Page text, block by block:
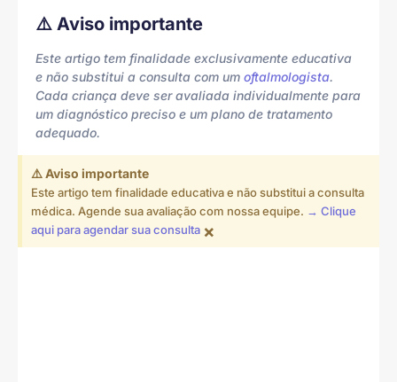
⚠️ Aviso importante
Este artigo tem finalidade exclusivamente educativa
e não substitui a consulta com um oftalmologista.
Cada criança deve ser avaliada individualmente para
um diagnóstico preciso e um plano de tratamento
adequado.
⚠️ Aviso importante
Este artigo tem finalidade educativa e não substitui a consulta
médica. Agende sua avaliação com nossa equipe. → Clique
aqui para agendar sua consulta ×